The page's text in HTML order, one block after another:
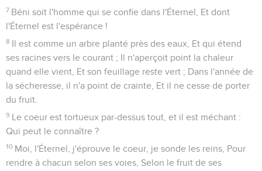
7 Béni soit l'homme qui se confie dans l'Éternel, Et dont
l'Éternel est l'espérance !
8 Il est comme un arbre planté près des eaux, Et qui étend
ses racines vers le courant ; Il n'aperçoit point la chaleur
quand elle vient, Et son feuillage reste vert ; Dans l'année de
la sécheresse, il n'a point de crainte, Et il ne cesse de porter
du fruit.
9 Le coeur est tortueux par-dessus tout, et il est méchant :
Qui peut le connaître ?
10 Moi, l'Éternel, j'éprouve le coeur, je sonde les reins, Pour
rendre à chacun selon ses voies, Selon le fruit de ses